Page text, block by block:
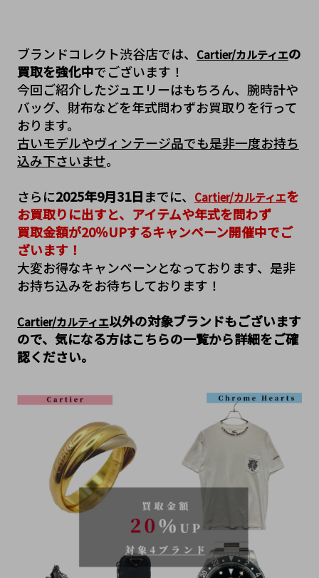
ブランドコレクト渋谷店では、 Cartier/カルティエの
買取を強化中でございます！
今回ご紹介したジュエリーはもちろん、腕時計や
バッグ、財布などを年式問わずお買取りを行って
おります。
古いモデルやヴィンテージ品でも是非一度お持ち
込み下さいませ。
さらに2025年9月31日までに、 Cartier/カルティエを
お買取りに出すと、アイテムや年式を問わず
買取金額が20％UPするキャンペーン開催中でご
ざいます！
大変お得なキャンペーンとなっております、是非
お持ち込みをお待ちしております！
Cartier/カルティエ以外の対象ブランドもございます
ので、気になる方はこちらの一覧から詳細をご確
認ください。